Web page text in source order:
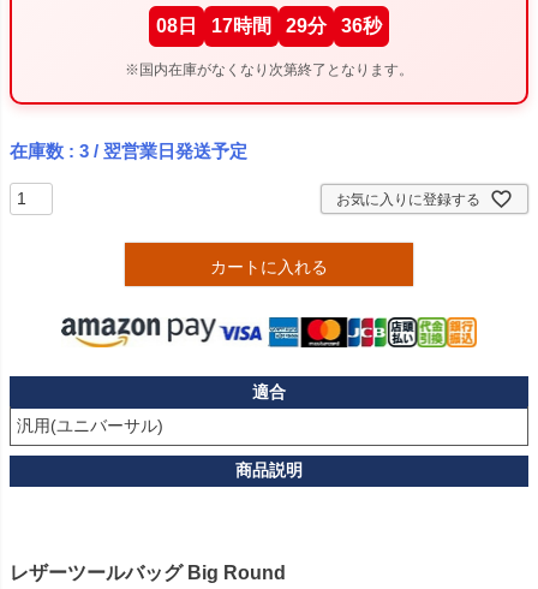
08 日 17時間 29分 35秒
※国内在庫がなくなり次第終了となります。
在庫数 3 / 翌営業日発送予定
お気に入りに登録する
カートに入れる
適合
汎用(ユニバーサル)
レザーツールバッグ Big Round